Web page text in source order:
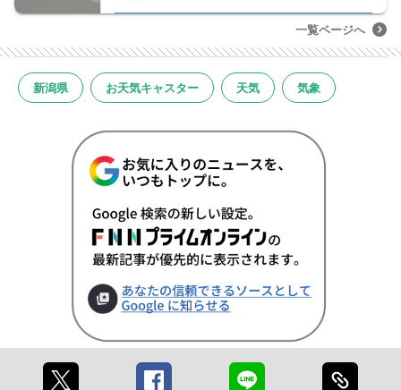
一覧ページへ
新潟県 お天気キャスター 天気 気象